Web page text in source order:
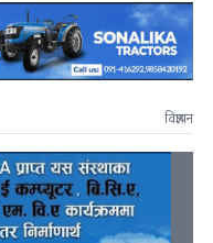
विज्ञापन